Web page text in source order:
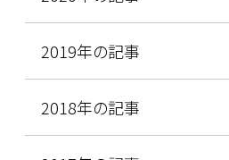
2019年の記事
2018年の記事